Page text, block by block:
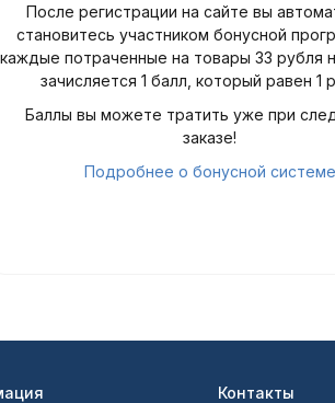
После регистрации на сайте вы
становитесь участником бонусной
каждые потраченные на товары 33 рубля
зачисляется 1 балл, который равен 1
Баллы вы можете тратить уже при
заказе!
Подробнее о бонусной системе
Контакты